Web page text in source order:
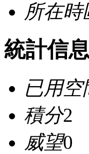
所在時
統計信息
已用空
積分2
威望0